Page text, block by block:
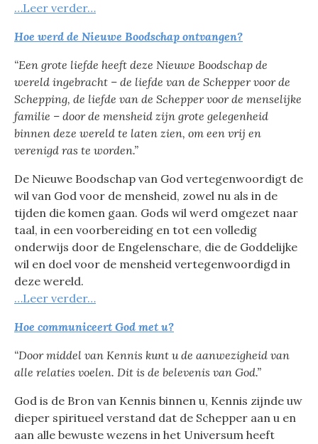
…Leer verder…
Hoe werd de Nieuwe Boodschap ontvangen?
“Een grote liefde heeft deze Nieuwe Boodschap de
wereld ingebracht – de liefde van de Schepper voor de
Schepping, de liefde van de Schepper voor de menselijke
familie – door de mensheid zijn grote gelegenheid
binnen deze wereld te laten zien, om een vrij en
verenigd ras te worden.”
De Nieuwe Boodschap van God vertegenwoordigt de
wil van God voor de mensheid, zowel nu als in de
tijden die komen gaan. Gods wil werd omgezet naar
taal, in een voorbereiding en tot een volledig
onderwijs door de Engelenschare, die de Goddelijke
wil en doel voor de mensheid vertegenwoordigd in
deze wereld.
…Leer verder…
Hoe communiceert God met u?
“Door middel van Kennis kunt ude aanwezigheid van
alle relaties voelen. Dit is de belevenis van God.”
God is de Bron van Kennis binnen u, Kennis zijnde uw
dieper spiritueel verstand dat de Schepper aan u en
aan alle bewuste wezens in het Universum heeft